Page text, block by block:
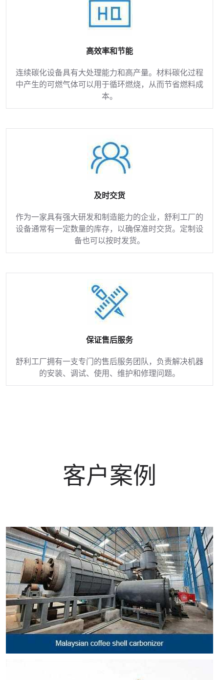
高效率和节能
连续碳化设备具有大处理能力和高产量。材料碳化过程
中产生的可燃气体可以用于循环燃烧，从而节省燃料成
本。
及时交货
作为一家具有强大研发和制造能力的企业，舒利工厂的
设备通常有一定数量的库存，以确保准时交货。定制设
备也可以按时发货。
保证售后服务
舒利工厂拥有一支专门的售后服务团队，负责解决机器
的安装、调试、使用、维护和修理问题。
客户案例